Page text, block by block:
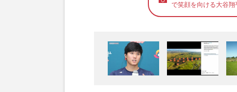
で笑顔を向ける大谷翔